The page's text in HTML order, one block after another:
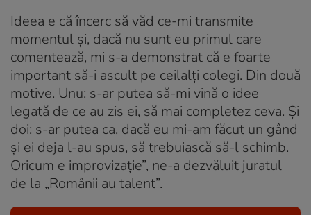
Ideea e că încerc să văd ce-mi transmite
momentul și, dacă nu sunt eu primul care
comentează, mi s-a demonstrat că e foarte
important să-i ascult pe ceilalți colegi. Din două
motive. Unu: s-ar putea să-mi vină o idee
legată de ce au zis ei, să mai completez ceva. Și
doi: s-ar putea ca, dacă eu mi-am făcut un gând
și ei deja l-au spus, să trebuiască să-l schimb.
Oricum e improvizație”, ne-a dezvăluit juratul
de la „Românii au talent”.